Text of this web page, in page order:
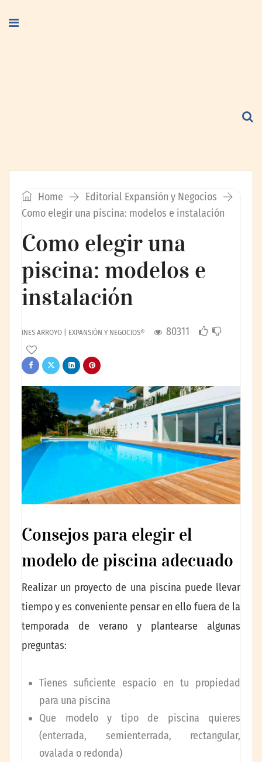
Home
Editorial Expansión y Negocios
Como elegir una piscina: modelos e instalación
Como elegir una
piscina: modelos e
instalación
INES ARROYO | EXPANSIÓN Y NEGOCIOS® 80311
Consejos para elegir el
modelo de piscina adecuado
Realizar un proyecto de una piscina puede llevar
tiempo y es conveniente pensar en ello fuera de la
temporada de verano y plantearse algunas
preguntas:
Tienes suficiente espacio en tu propiedad
para una piscina
Que modelo y tipo de piscina quieres
(enterrada, semienterrada, rectangular,
ovalada o redonda)